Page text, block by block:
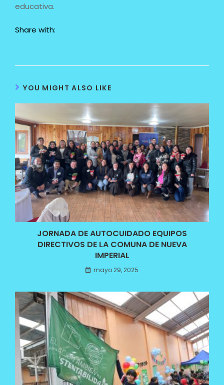
educativa.
Share with:
YOU MIGHT ALSO LIKE
JORNADA DE AUTOCUIDADO EQUIPOS
DIRECTIVOS DE LA COMUNA DE NUEVA
IMPERIAL
mayo 29, 2025